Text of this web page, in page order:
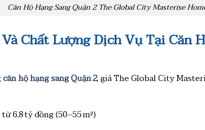
Căn Hộ Hạng Sang Quận 2 The Global City Masterise
Chất Lượng Dịch Vụ Tại Căn
căn hộ hạng sang Quận 2, giá The Global City
6,8 tỷ đồng (50–55 m²)